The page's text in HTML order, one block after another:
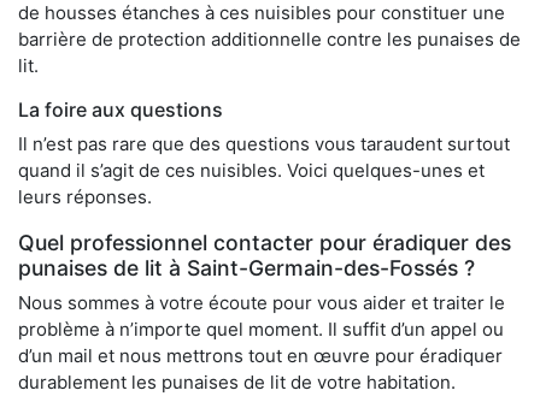
de housses étanches à ces nuisibles pour constituer une
barrière de protection additionnelle contre les punaises de
lit.
La foire aux questions
Il n’est pas rare que des questions vous taraudent surtout
quand il s’agit de ces nuisibles. Voici quelques-unes et
leurs réponses.
Quel professionnel contacter pour éradiquer des
punaises de lit à Saint-Germain-des-Fossés ?
Nous sommes à votre écoute pour vous aider et traiter le
problème à n’importe quel moment. Il suffit d’un appel ou
d’un mail et nous mettrons tout en œuvre pour éradiquer
durablement les punaises de lit de votre habitation.